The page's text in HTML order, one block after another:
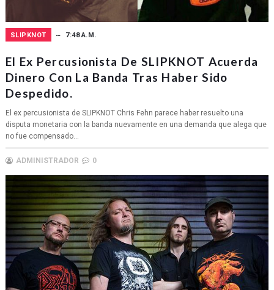
SLIPKNOT 7:48 A.M.
El Ex Percusionista De SLIPKNOT Acuerda
Dinero Con La Banda Tras Haber Sido
Despedido.
El ex percusionista de SLIPKNOT Chris Fehn parece haber resuelto una
disputa monetaria con la banda nuevamente en una demanda que alega que
no fue compensado...
ADMINISTRADOR 0